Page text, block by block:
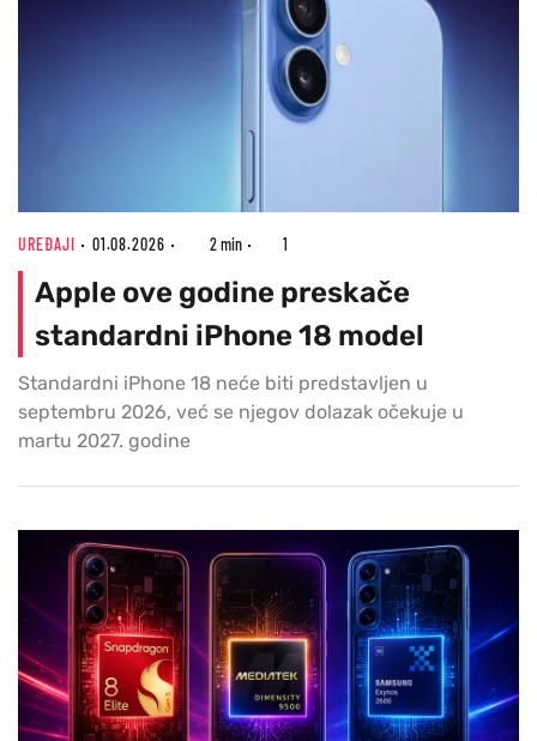
UREĐAJI 01.08.2026 2 min 1
Apple ove godine preskače
standardni iPhone 18 model
Standardni iPhone 18 neće biti predstavljen u
septembru 2026, već se njegov dolazak očekuje u
martu 2027. godine